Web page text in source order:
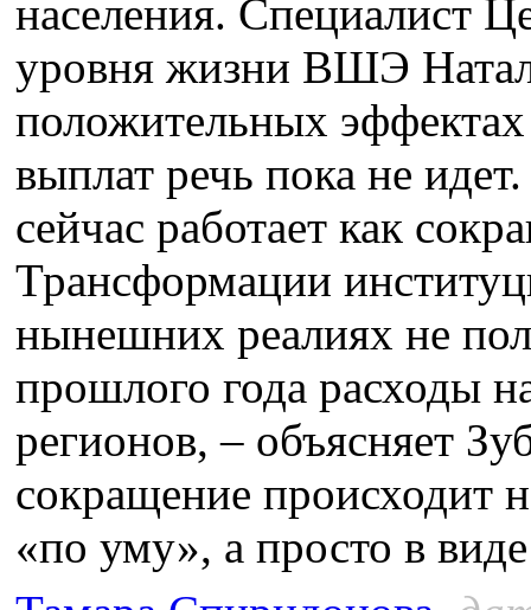
населения. Специалист
уровня жизни ВШЭ
положительных
выплат речь пока не
сейчас работает как
Трансформации
нынешних реалиях не
прошлого года расходы
регионов, – объясняет
сокращение происходит
«по уму», а просто в